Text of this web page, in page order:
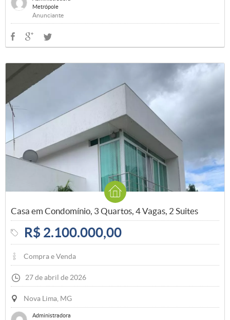
Metrópole
Anunciante
Casa em Condomínio, 3 Quartos, 4 Vagas, 2 Suites
R$ 2.100.000,00
Compra e Venda
27 de abril de 2026
Nova Lima, MG
Administradora